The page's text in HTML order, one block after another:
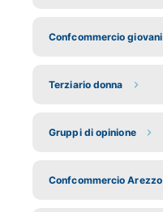
Confcommercio giovani
Terziario donna
Gruppi di opinione
Confcommercio Arezzo